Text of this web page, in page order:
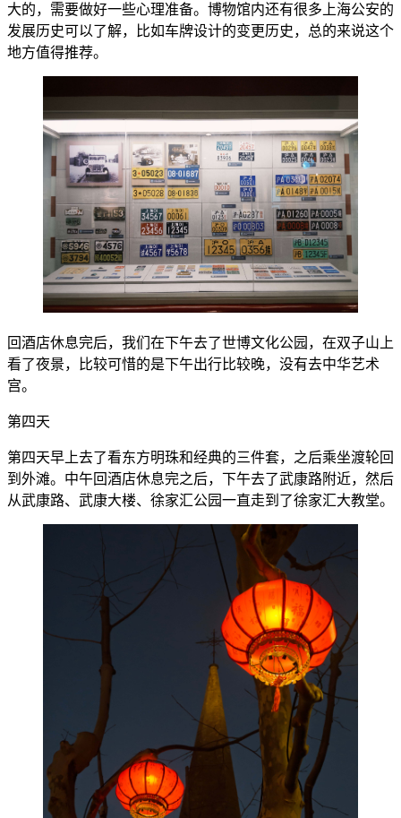
大的，需要做好一些心理准备。博物馆内还有很多上海公安的
发展历史可以了解，比如车牌设计的变更历史，总的来说这个
地方值得推荐。
回酒店休息完后，我们在下午去了世博文化公园，在双子山上
看了夜景，比较可惜的是下午出行比较晚，没有去中华艺术
宫。
第四天
第四天早上去了看东方明珠和经典的三件套，之后乘坐渡轮回
到外滩。中午回酒店休息完之后，下午去了武康路附近，然后
从武康路、武康大楼、徐家汇公园一直走到了徐家汇大教堂。